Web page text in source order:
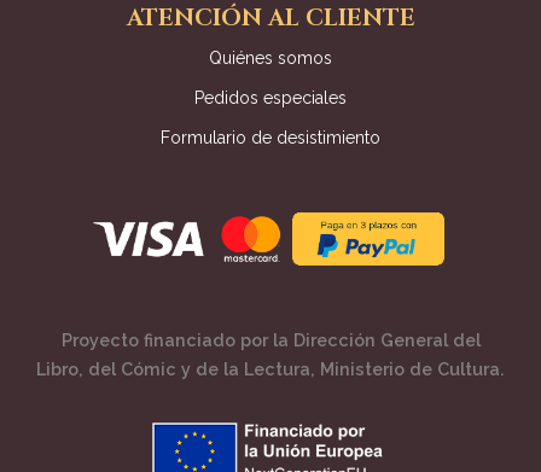
ATENCIÓN AL CLIENTE
Quiénes somos
Pedidos especiales
Formulario de desistimiento
Proyecto financiado por la Dirección General del
Libro, del Cómic y de la Lectura, Ministerio de Cultura.